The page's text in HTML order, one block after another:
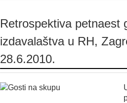
Retrospektiva petnaest
izdavalaštva u RH,
28.6.2010.